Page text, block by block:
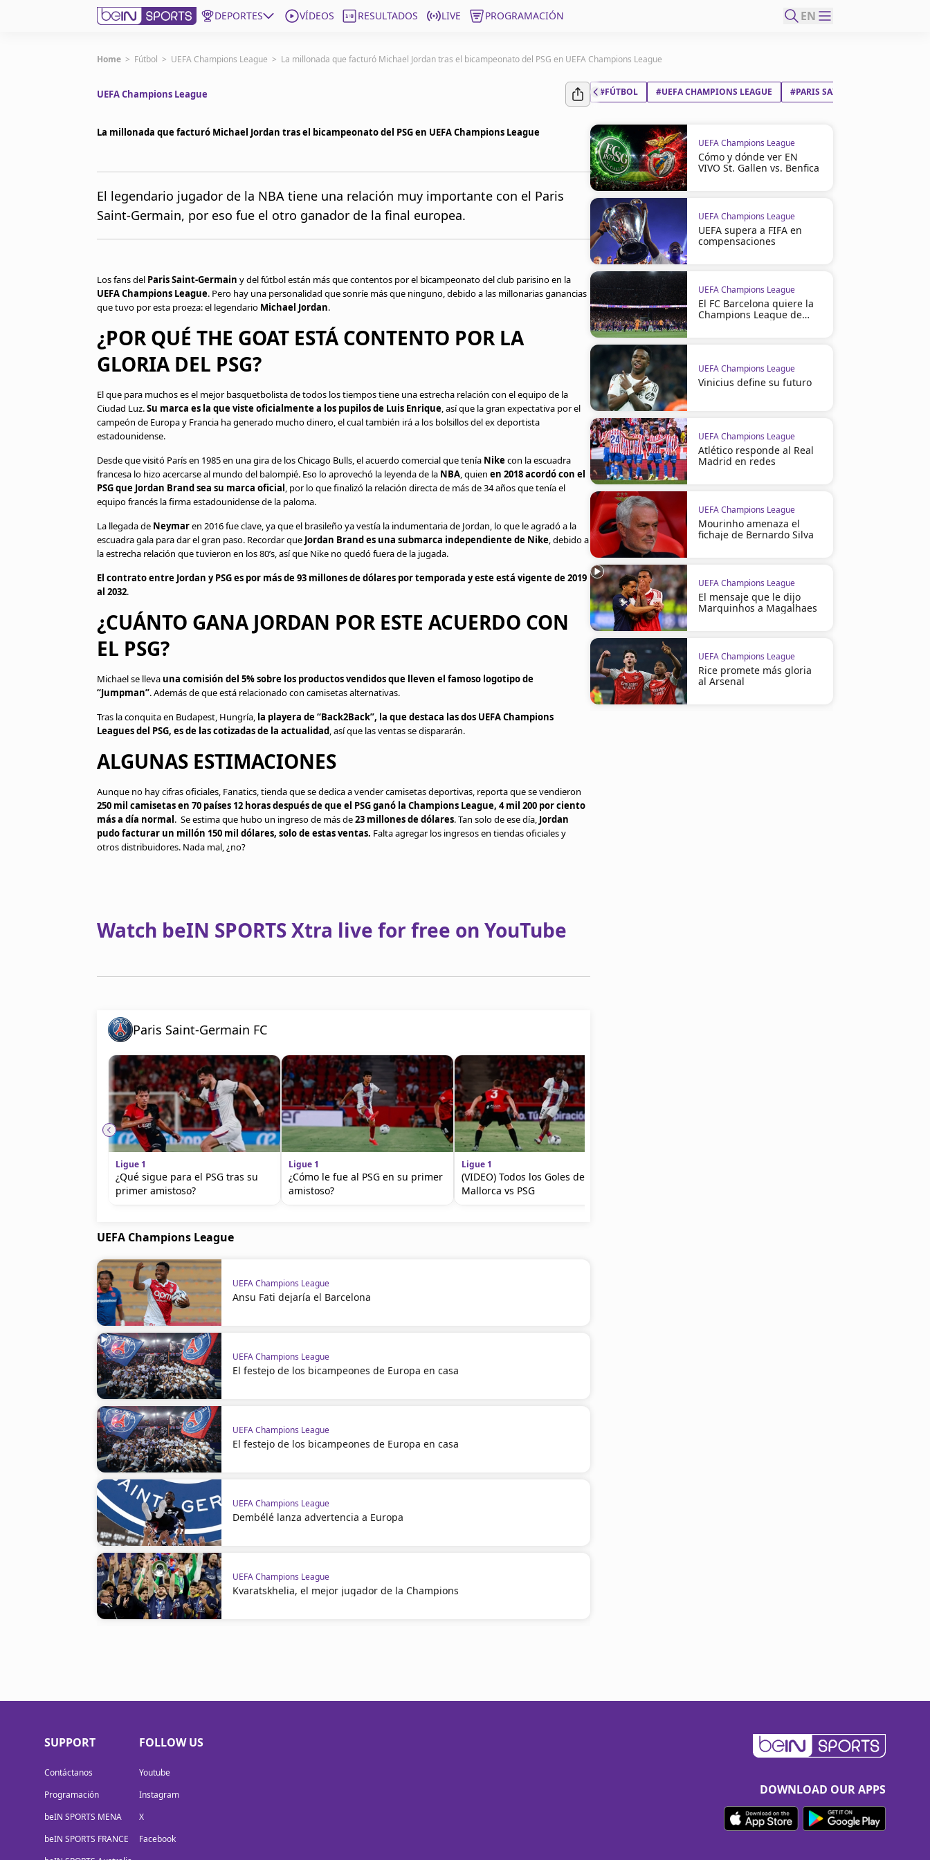
DEPORTES VÍDEOS RESULTADOS LIVE PROGRAMACIÓN EN
Get Bein
EN
United States
Administrar notificaciones
Home > Fútbol > UEFA Champions League > La millonada que facturó Michael Jordan tras el bicampeonato del PSG en UEFA Champions League
UEFA Champions League
La millonada que facturó Michael Jordan tras el bicampeonato del PSG en UEFA Champions League
El legendario jugador de la NBA tiene una relación muy importante con el Paris
Saint-Germain, por eso fue el otro ganador de la final europea.
Los fans del Paris Saint-Germain y del fútbol están más que contentos por el bicampeonato del club parisino en la
UEFA Champions League. Pero hay una personalidad que sonríe más que ninguno, debido a las millonarias ganancias
que tuvo por esta proeza: el legendario Michael Jordan.
¿POR QUÉ THE GOAT ESTÁ CONTENTO POR LA
GLORIA DEL PSG?
El que para muchos es el mejor basquetbolista de todos los tiempos tiene una estrecha relación con el equipo de la
Ciudad Luz.Su marca es la que viste oficialmente a los pupilos de Luis Enrique, así que la gran expectativa por el
campeón de Europa y Francia ha generado mucho dinero, el cual también irá a los bolsillos del ex deportista
estadounidense.
Desde que visitó París en 1985 en una gira de los Chicago Bulls, el acuerdo comercial que tenía Nikecon la escuadra
francesa lo hizo acercarse al mundo del balompié. Eso lo aprovechó la leyenda de la NBA, quien en 2018 acordó con el
PSG que Jordan Brand sea su marca oficial, por lo que finalizó la relación directa de más de 34 años que tenía el
equipo francés la firma estadounidense de la paloma.
La llegada de Neymaren 2016 fue clave, ya que el brasileño ya vestía la indumentaria de Jordan, lo que le agradó a la
escuadra gala para dar el gran paso. Recordar que Jordan Brand es una submarca independiente de Nike, debido a
la estrecha relación que tuvieron en los 80’s, así que Nike no quedó fuera de la jugada.
El contrato entre Jordan y PSG es por más de 93 millones de dólares por temporada y este está vigente de 2019
al 2032.
¿CUÁNTO GANA JORDAN POR ESTE ACUERDO CON
EL PSG?
Michael se lleva una comisión del 5% sobre los productos vendidos que lleven el famoso logotipo de
“Jumpman”. Además de que está relacionado con camisetas alternativas.
Tras la conquita en Budapest, Hungría, la playera de “Back2Back”, la que destaca las dos UEFA Champions
Leagues del PSG, es de las cotizadas de la actualidad, así que las ventas se dispararán.
ALGUNAS ESTIMACIONES
Aunque no hay cifras oficiales, Fanatics, tienda que se dedica a vender camisetas deportivas, reporta que se vendieron
250 mil camisetas en 70 países 12 horas después de que el PSG ganó la Champions League, 4 mil 200 por ciento
más a día normal. Se estima que hubo un ingreso de más de23 millones de dólares. Tan solo de ese día, Jordan
pudo facturar un millón 150 mil dólares, solo de estas ventas. Falta agregar los ingresos en tiendas oficiales y
otros distribuidores. Nada mal, ¿no?
Watch beIN SPORTS Xtra live for free on YouTube
Paris Saint-Germain FC
Ligue 1
¿Qué sigue para el PSG tras su
primer amistoso?
Ligue 1
¿Cómo le fue al PSG en su primer
amistoso?
Ligue 1
(VIDEO) Todos los Goles del
Mallorca vs PSG
UEFA Champions League
UEFA Champions League
Ansu Fati dejaría el Barcelona
UEFA Champions League
El festejo de los bicampeones de Europa en casa
UEFA Champions League
El festejo de los bicampeones de Europa en casa
UEFA Champions League
Dembélé lanza advertencia a Europa
UEFA Champions League
Kvaratskhelia, el mejor jugador de la Champions
#FÚTBOL #UEFA CHAMPIONS LEAGUE #PARIS SAINT-GERMAIN FC
UEFA Champions League
Cómo y dónde ver EN
VIVO St. Gallen vs. Benfica
UEFA Champions League
UEFA supera a FIFA en
compensaciones
UEFA Champions League
El FC Barcelona quiere la
Champions League de
UEFA Champions League
Vinicius define su futuro
UEFA Champions League
Atlético responde al Real
Madrid en redes
UEFA Champions League
Mourinho amenaza el
fichaje de Bernardo Silva
UEFA Champions League
El mensaje que le dijo
Marquinhos a Magalhaes
UEFA Champions League
Rice promete más gloria
al Arsenal
SUPPORT
Contáctanos
Programación
beIN SPORTS MENA
beIN SPORTS FRANCE
FOLLOW US
Youtube
Instagram
X
Facebook
DOWNLOAD OUR APPS